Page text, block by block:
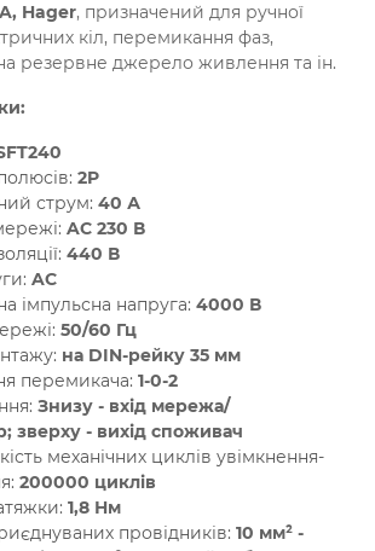
Hager, призначений для ручної
кіл, перемикання фаз,
резервне джерело живлення та ін.
2P
струм: 40 А
AC 230 В
440 В
AC
імпульсна напруга: 4000 В
50/60 Гц
на DIN-рейку 35 мм
перемикача: 1-0-2
Знизу - вхід мережа/
зверху - вихід споживач
механічних циклів увімкнення-
200000 циклів
1,8 Нм
провідників: 10 мм² -